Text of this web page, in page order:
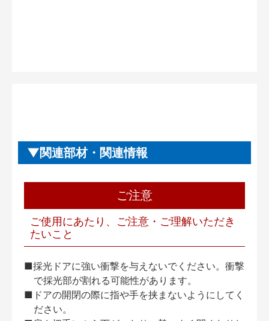
関連部材・関連情報
ご注意
ご使用にあたり、ご注意・ご理解いただき
たいこと
■採光ドアに強い衝撃を与えないでください。衝撃
で採光部が割れる可能性があります。
■ドアの開閉の際に指や手を挟まないようにしてく
ださい。